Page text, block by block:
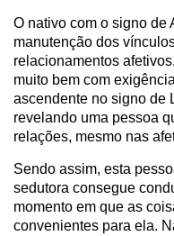
O nativo com o signo de
manutenção dos
relacionamentos
muito bem com
ascendente no signo de
revelando uma pessoa
relações, mesmo nas
Sendo assim, esta
sedutora consegue
momento em que as
convenientes para ela.